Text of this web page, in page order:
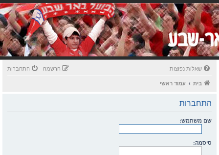
שאלות נפוצות התחברות הרשמה
בית עמוד ראשי
התחברות
שם משתמש:
סיסמה: